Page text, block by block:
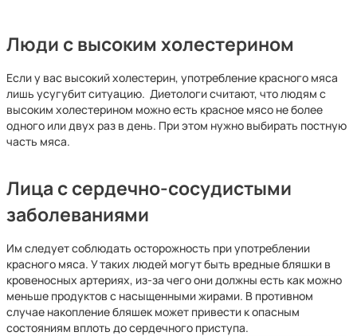
Люди с высоким холестерином
Если у вас высокий холестерин, употребление красного мяса
лишь усугубит ситуацию. Диетологи считают, что людям с
высоким холестерином можно есть красное мясо не более
одного или двух раз в день. При этом нужно выбирать постную
часть мяса.
Лица с сердечно-сосудистыми
заболеваниями
Им следует соблюдать осторожность при употреблении
красного мяса. У таких людей могут быть вредные бляшки в
кровеносных артериях, из-за чего они должны есть как можно
меньше продуктов с насыщенными жирами. В противном
случае накопление бляшек может привести к опасным
состояниям вплоть до сердечного приступа.